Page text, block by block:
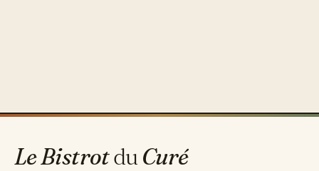
Le Bistrotdu Curé